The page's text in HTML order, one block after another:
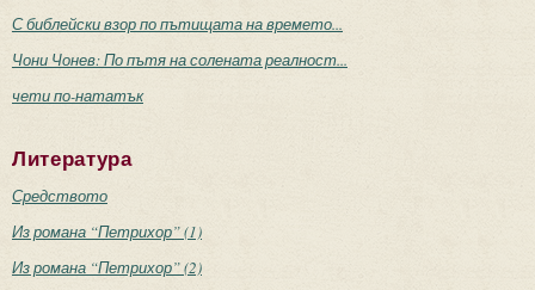
С библейски взор по пътищата на времето...
Чони Чонев: По пътя на солената реалност...
чети по-нататък
Литература
Средството
Из романа “Петрихор” (1)
Из романа “Петрихор” (2)